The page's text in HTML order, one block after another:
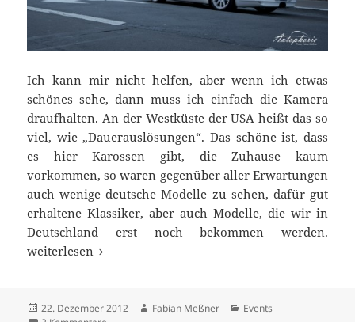
Ich kann mir nicht helfen, aber wenn ich etwas
schönes sehe, dann muss ich einfach die Kamera
draufhalten. An der Westküste der USA heißt das so
viel, wie „Dauerauslösungen“. Das schöne ist, dass
es hier Karossen gibt, die Zuhause kaum
vorkommen, so waren gegenüber aller Erwartungen
auch wenige deutsche Modelle zu sehen, dafür gut
erhaltene Klassiker, aber auch Modelle, die wir in
Deutschland erst noch bekommen werden.
Automobilkultur aus Kalifornien
weiterlesen
Veröffentlicht
22. Dezember 2012 Autor
Fabian Meßner Kategorien
Events